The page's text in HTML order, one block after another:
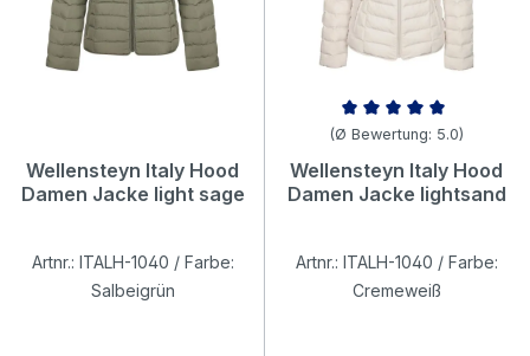
Wellensteyn Italy Hood
Damen Jacke light sage
Artnr.: ITALH-1040 / Farbe:
Salbeigrün
Durchschnittliche Bewertung
(Ø Bewertung: 5.0)
Wellensteyn Italy Hood
Damen Jacke lightsand
Artnr.: ITALH-1040 / Farbe:
Cremeweiß